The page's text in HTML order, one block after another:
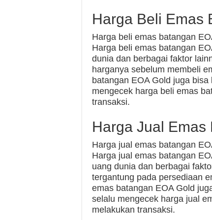
Harga Beli Emas
Harga beli emas batangan
Harga beli emas batangan
dunia dan berbagai faktor
harganya sebelum membeli
batangan EOA Gold juga
mengecek harga beli emas
transaksi.
Harga Jual Emas
Harga jual emas batangan
Harga jual emas batangan
uang dunia dan berbagai
tergantung pada persediaan
emas batangan EOA Gold
selalu mengecek harga jual
melakukan transaksi.